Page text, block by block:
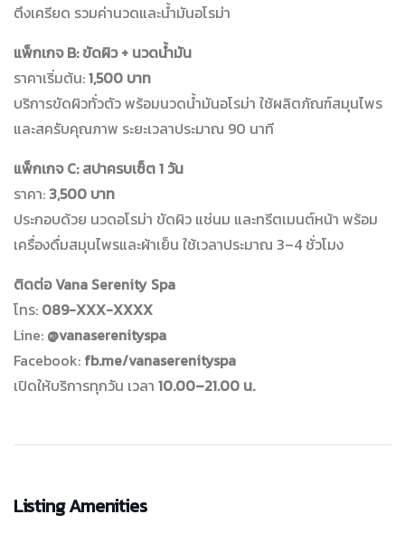
ตึงเครียด รวมค่านวดและน้ำมันอโรม่า
แพ็กเกจ B: ขัดผิว + นวดน้ำมัน
ราคาเริ่มต้น:1,500 บาท
บริการขัดผิวทั่วตัว พร้อมนวดน้ำมันอโรม่า ใช้ผลิตภัณฑ์สมุนไพร
และสครับคุณภาพ ระยะเวลาประมาณ 90 นาที
แพ็กเกจ C: สปาครบเซ็ต 1 วัน
ราคา: 3,500 บาท
ประกอบด้วย นวดอโรม่า ขัดผิว แช่นม และทรีตเมนต์หน้า พร้อม
เครื่องดื่มสมุนไพรและผ้าเย็น ใช้เวลาประมาณ 3–4 ชั่วโมง
ติดต่อ Vana Serenity Spa
โทร: 089-XXX-XXXX
Line: @vanaserenityspa
Facebook: fb.me/vanaserenityspa
เปิดให้บริการทุกวัน เวลา 10.00–21.00 น.
Listing Amenities